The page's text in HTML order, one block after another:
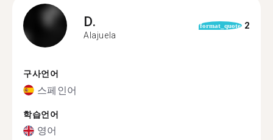
D.
Alajuela
format_quote 2
구사언어
스페인어
학습언어
영어